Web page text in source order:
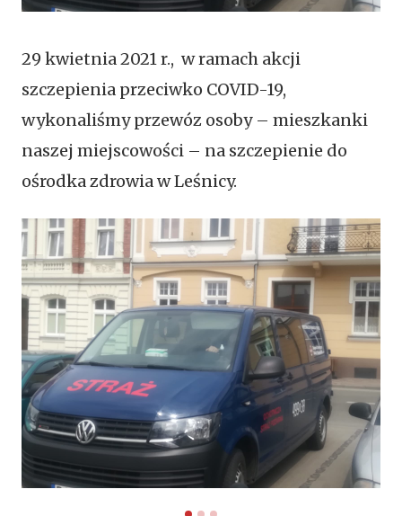
29 kwietnia 2021 r., w ramach akcji
szczepienia przeciwko COVID-19,
wykonaliśmy przewóz osoby – mieszkanki
naszej miejscowości – na szczepienie do
ośrodka zdrowia w Leśnicy.